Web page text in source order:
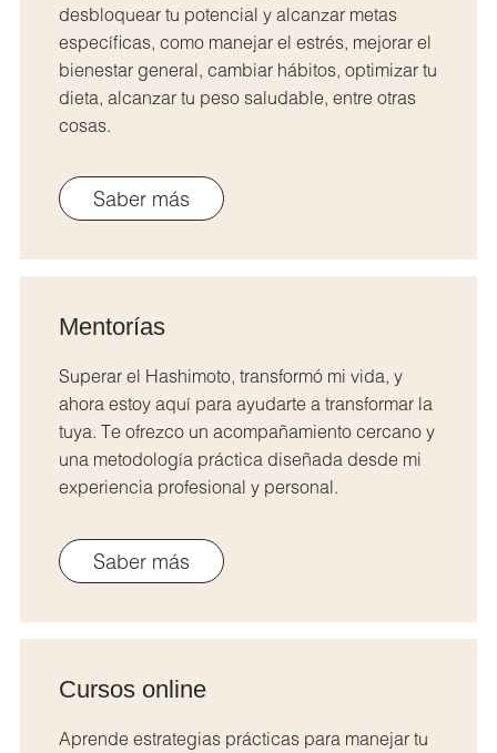
desbloquear tu potencial y alcanzar metas
específicas, como manejar el estrés, mejorar el
bienestar general, cambiar hábitos, optimizar tu
dieta, alcanzar tu peso saludable, entre otras
cosas.
Saber más
Mentorías
Superar el Hashimoto, transformó mi vida, y
ahora estoy aquí para ayudarte a transformar la
tuya. Te ofrezco un acompañamiento cercano y
una metodología práctica diseñada desde mi
experiencia profesional y personal.
Saber más
Cursos online
Aprende estrategias prácticas para manejar tu